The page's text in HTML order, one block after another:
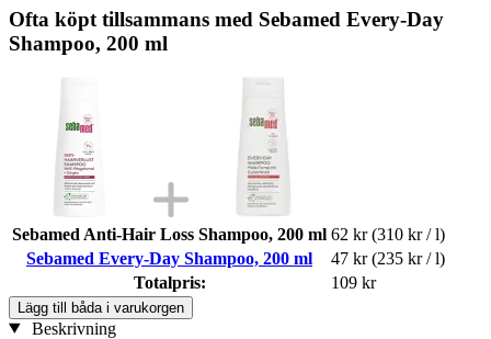
Ofta köpt tillsammans med Sebamed Every-Day
Shampoo, 200 ml
Sebamed Anti-Hair Loss Shampoo, 200 ml 62 kr (310 kr / l)
Sebamed Every-Day Shampoo, 200 ml
47 kr (235 kr / l)
Totalpris:
109 kr
Lägg till båda i varukorgen
Beskrivning